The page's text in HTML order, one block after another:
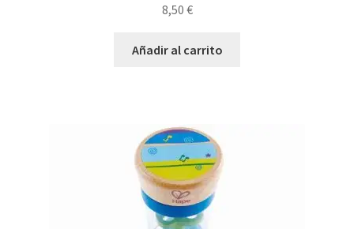
8,50 €
Añadir al carrito